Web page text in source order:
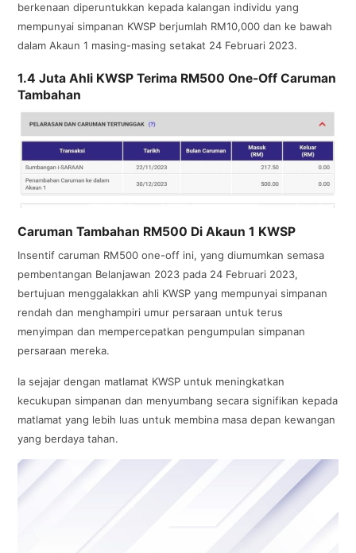
berkenaan diperuntukkan kepada kalangan individu yang
mempunyai simpanan KWSP berjumlah RM10,000 dan ke bawah
dalam Akaun 1 masing-masing setakat 24 Februari 2023.
1.4 Juta Ahli KWSP Terima RM500 One-Off Caruman
Tambahan
Caruman Tambahan RM500 Di Akaun 1 KWSP
Insentif caruman RM500 one-off ini, yang diumumkan semasa
pembentangan Belanjawan 2023 pada 24 Februari 2023,
bertujuan menggalakkan ahli KWSP yang mempunyai simpanan
rendah dan menghampiri umur persaraan untuk terus
menyimpan dan mempercepatkan pengumpulan simpanan
persaraan mereka.
Ia sejajar dengan matlamat KWSP untuk meningkatkan
kecukupan simpanan dan menyumbang secara signifikan kepada
matlamat yang lebih luas untuk membina masa depan kewangan
yang berdaya tahan.